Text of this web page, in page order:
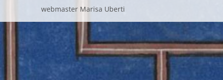
webmaster Marisa Uberti